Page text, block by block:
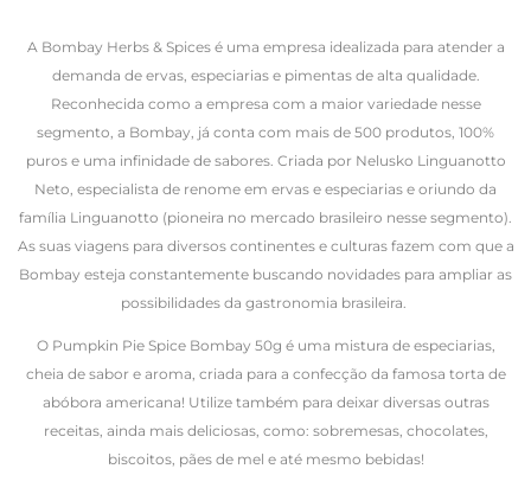
A Bombay Herbs & Spices é uma empresa idealizada para atender a
demanda de ervas, especiarias e pimentas de alta qualidade.
Reconhecida como a empresa com a maior variedade nesse
segmento, a Bombay, já conta com mais de 500 produtos, 100%
puros e uma infinidade de sabores. Criada por Nelusko Linguanotto
Neto, especialista de renome em ervas e especiarias e oriundo da
família Linguanotto (pioneira no mercado brasileiro nesse segmento).
As suas viagens para diversos continentes e culturas fazem com que a
Bombay esteja constantemente buscando novidades para ampliar as
possibilidades da gastronomia brasileira.
O Pumpkin Pie Spice Bombay 50g é uma mistura de especiarias,
cheia de sabor e aroma, criada para a confecção da famosa torta de
abóbora americana! Utilize também para deixar diversas outras
receitas, ainda mais deliciosas, como: sobremesas, chocolates,
biscoitos, pães de mel e até mesmo bebidas!